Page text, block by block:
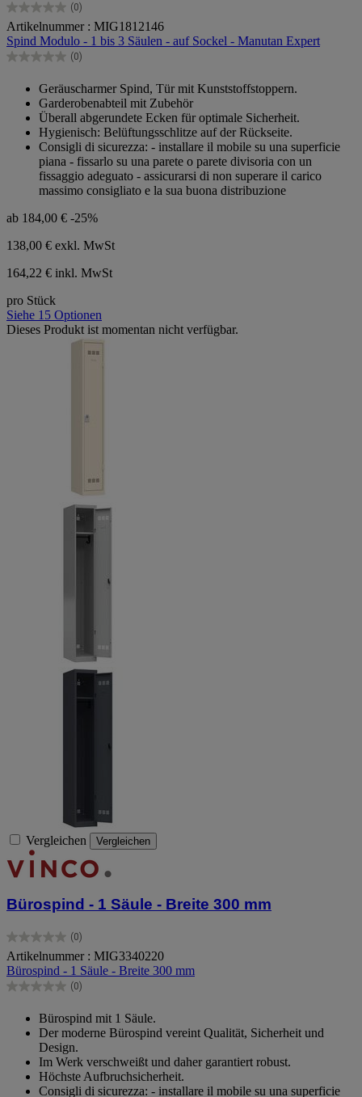
(0)
0.0
von
5
Sternen.
Artikelnummer : MIG1812146
Spind Modulo - 1 bis 3 Säulen - auf Sockel - Manutan Expert
(0)
0.0
Sternen.
Geräuscharmer Spind, Tür mit Kunststoffstoppern.
Garderobenabteil mit Zubehör
Überall abgerundete Ecken für optimale Sicherheit.
Hygienisch: Belüftungsschlitze auf der Rückseite.
Consigli di sicurezza: - installare il mobile su una superficie
piana - fissarlo su una parete o parete divisoria con un
fissaggio adeguato - assicurarsi di non superare il carico
massimo consigliato e la sua buona distribuzione
ab 184,00 € -25%
138,00 € exkl. MwSt
164,22 € inkl. MwSt
pro Stück
Siehe 15 Optionen
Dieses Produkt ist momentan nicht verfügbar.
Vergleichen Vergleichen
Bürospind - 1 Säule - Breite 300 mm
(0)
0.0
von
5
Sternen.
Artikelnummer : MIG3340220
Bürospind - 1 Säule - Breite 300 mm
(0)
0.0
Sternen.
Bürospind mit 1 Säule.
Der moderne Bürospind vereint Qualität, Sicherheit und
Design.
Im Werk verschweißt und daher garantiert robust.
Höchste Aufbruchsicherheit.
Consigli di sicurezza: - installare il mobile su una superficie